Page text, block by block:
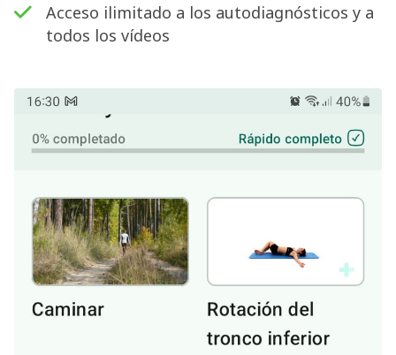
Buscar
Acceso ilimitado a los autodiagnósticos y a
todos los vídeos